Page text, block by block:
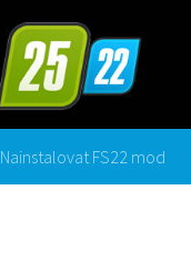
Nainstalovat FS22 mod